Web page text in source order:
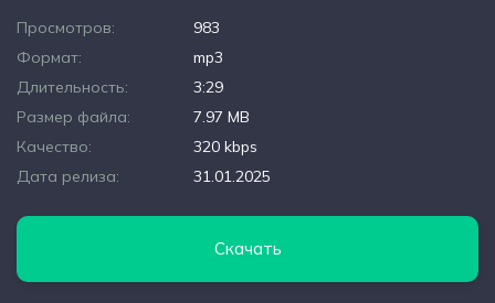
Просмотров:
983
Формат:
mp3
Длительность:
3:29
Размер файла:
7.97 MB
Качество:
320 kbps
Дата релиза:
31.01.2025
Скачать